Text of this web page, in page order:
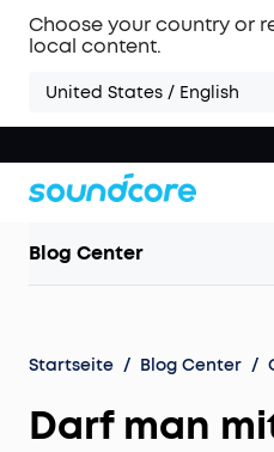
Choose your country or
local content.
United States / English
Blog Center
Startseite / Blog Center /
Darf man